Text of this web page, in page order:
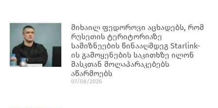
მიხაილ ფედოროვი აცხადებს, რომ
რუსეთის ტერიტორიაზე
სამიზნეების წინააღმდეგ Starlink-
ის გამოყენების საკითხზე ილონ
მასკთან მოლაპარაკებებს
აწარმოებს
07/08/2026